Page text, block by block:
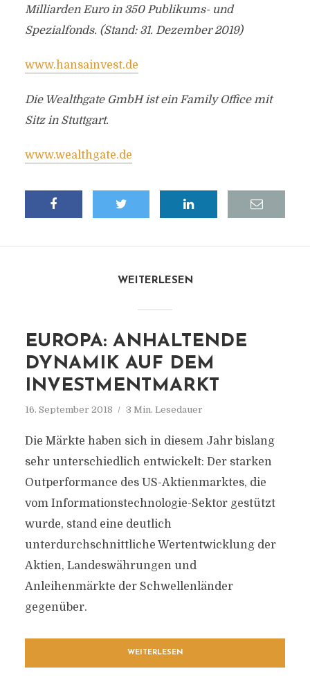
Milliarden Euro in 350 Publikums- und
Spezialfonds. (Stand: 31. Dezember 2019)
www.hansainvest.de
Die Wealthgate GmbH ist ein Family Office mit
Sitz in Stuttgart.
www.wealthgate.de
WEITERLESEN
EUROPA: ANHALTENDE
DYNAMIK AUF DEM
INVESTMENTMARKT
16. September 2018 3 Min. Lesedauer
Die Märkte haben sich in diesem Jahr bislang
sehr unterschiedlich entwickelt: Der starken
Outperformance des US-Aktienmarktes, die
vom Informationstechnologie-Sektor gestützt
wurde, stand eine deutlich
unterdurchschnittliche Wertentwicklung der
Aktien, Landeswährungen und
Anleihenmärkte der Schwellenländer
gegenüber.
WEITERLESEN